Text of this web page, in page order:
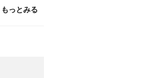
もっとみる